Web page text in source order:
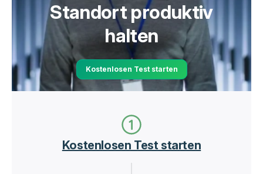
Standort produktiv
halten
Kostenlosen Test starten
Kostenlosen Test starten